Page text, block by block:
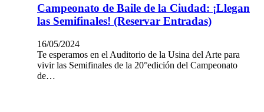
Campeonato de Baile de la Ciudad: ¡Llegan
las Semifinales! (Reservar Entradas)
16/05/2024
Te esperamos en el Auditorio de la Usina del Arte para
vivir las Semifinales de la 20°edición del Campeonato
de…